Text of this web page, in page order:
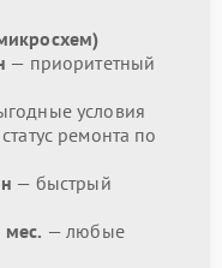
— приоритетный
условия
ремонта по
— быстрый
— любые